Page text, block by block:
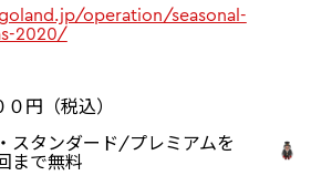
operation/seasonal-
2020/
円（税込）
スタンダード/プレミアムを
まで無料